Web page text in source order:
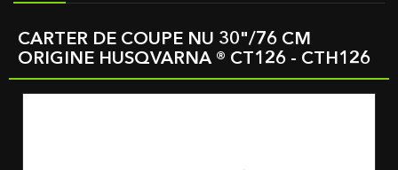
CARTER DE COUPE NU 30"/76 CM
ORIGINE HUSQVARNA ® CT126 - CTH126